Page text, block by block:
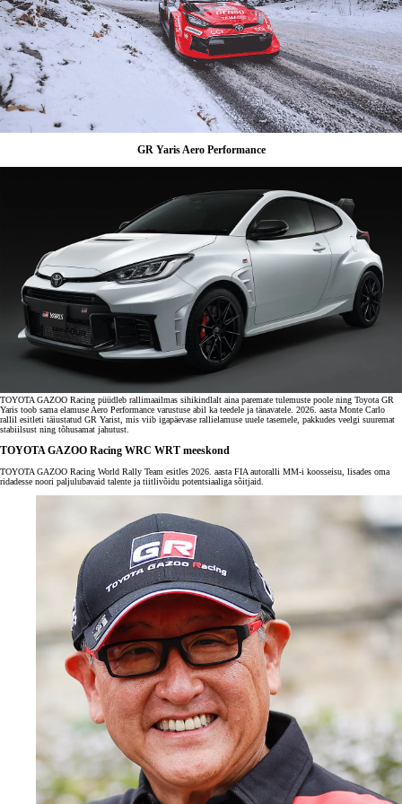
GR Yaris Aero Performance
TOYOTA GAZOO Racing püüdleb rallimaailmas sihikindlalt aina paremate tulemuste poole ning Toyota GR
Yaris toob sama elamuse Aero Performance varustuse abil ka teedele ja tänavatele. 2026. aasta Monte Carlo
rallil esitleti täiustatud GR Yarist, mis viib igapäevase rallielamuse uuele tasemele, pakkudes veelgi suuremat
stabiilsust ning tõhusamat jahutust.
TOYOTA GAZOO Racing WRC WRT meeskond
TOYOTA GAZOO Racing World Rally Team esitles 2026. aasta FIA autoralli MM-i koosseisu, lisades oma
ridadesse noori paljulubavaid talente ja tiitlivõidu potentsiaaliga sõitjaid.